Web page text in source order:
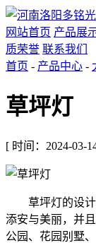
网站首页 产品展
质荣誉 联系我们
首页 - 产品中心 -
草坪灯
[ 时间：2024-03-
草坪灯的设计
添安与美丽，并
公园、花园别墅